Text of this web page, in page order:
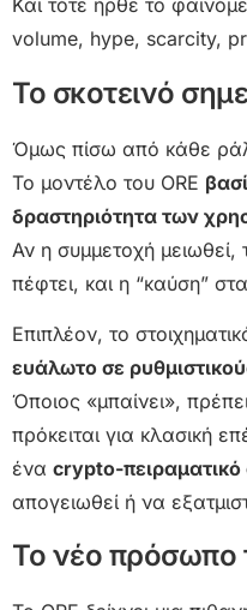
Και τότε ήρθε το
volume, hype, scarcity,
Το σκοτεινό
Όμως πίσω από κάθε
Το μοντέλο του ORE
δραστηριότητα των
Αν η συμμετοχή
πέφτει, και η “καύση”
Επιπλέον, το
ευάλωτο σε
Όποιος «μπαίνει»,
πρόκειται για κλασική
ένα crypto-πειραματικό
απογειωθεί ή να
Το νέο πρόσωπο